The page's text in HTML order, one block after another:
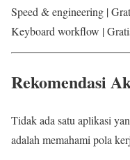
Speed & engineering |
Keyboard workflow |
Rekomendasi
Tidak ada satu aplikasi
adalah memahami pola